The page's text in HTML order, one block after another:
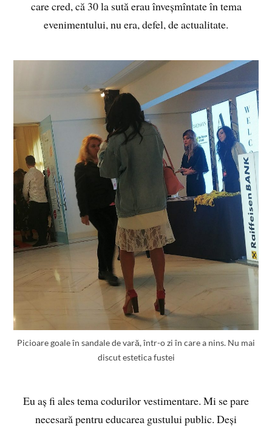
care cred, că 30 la sută erau înveșmîntate în tema
evenimentului, nu era, defel, de actualitate.
Picioare goale în sandale de vară, într-o zi în care a nins. Nu mai
discut estetica fustei
Eu aș fi ales tema codurilor vestimentare. Mi se pare
necesară pentru educarea gustului public. Deși